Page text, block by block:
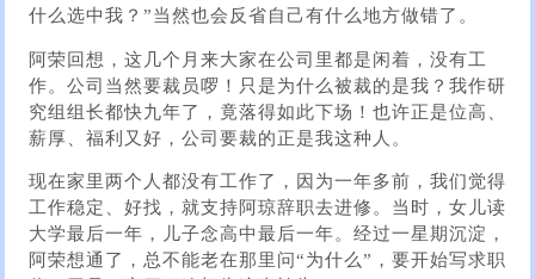
什么选中我？”当然也会反省自己有什么地方做错了。
阿荣回想，这几个月来大家在公司里都是闲着，没有工
作。公司当然要裁员啰！只是为什么被裁的是我？我作研
究组组长都快九年了，竟落得如此下场！也许正是位高、
薪厚、福利又好，公司要裁的正是我这种人。
现在家里两个人都没有工作了，因为一年多前，我们觉得
工作稳定、好找，就支持阿琼辞职去进修。当时，女儿读
大学最后一年，儿子念高中最后一年。经过一星期沉淀，
阿荣想通了，总不能老在那里问“为什么”，要开始写求职